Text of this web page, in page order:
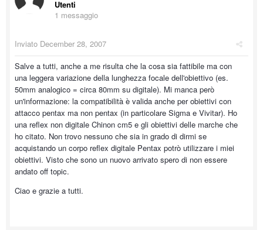
Utenti
1 messaggio
Inviato December 28, 2007
Salve a tutti, anche a me risulta che la cosa sia fattibile ma con
una leggera variazione della lunghezza focale dell'obiettivo (es.
50mm analogico = circa 80mm su digitale). Mi manca però
un'informazione: la compatibilità è valida anche per obiettivi con
attacco pentax ma non pentax (in particolare Sigma e Vivitar). Ho
una reflex non digitale Chinon cm5 e gli obiettivi delle marche che
ho citato. Non trovo nessuno che sia in grado di dirmi se
acquistando un corpo reflex digitale Pentax potrò utilizzare i miei
obiettivi. Visto che sono un nuovo arrivato spero di non essere
andato off topic.
Ciao e grazie a tutti.